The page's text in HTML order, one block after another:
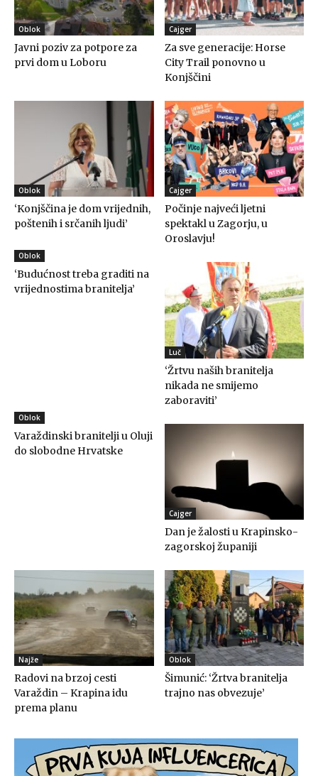
Oblok
Javni poziv za potpore za
prvi dom u Loboru
Cajger
Za sve generacije: Horse
City Trail ponovno u
Konjščini
Oblok
‘Konjščina je dom vrijednih,
poštenih i srčanih ljudi’
Cajger
Počinje najveći ljetni
spektakl u Zagorju, u
Oroslavju!
Oblok
‘Budućnost treba graditi na
vrijednostima branitelja’
Luč
‘Žrtvu naših branitelja
nikada ne smijemo
zaboraviti’
Oblok
Varaždinski branitelji u Oluji
do slobodne Hrvatske
Cajger
Dan je žalosti u Krapinsko-
zagorskoj županiji
Najže
Radovi na brzoj cesti
Varaždin – Krapina idu
prema planu
Oblok
Šimunić: ‘Žrtva branitelja
trajno nas obvezuje’